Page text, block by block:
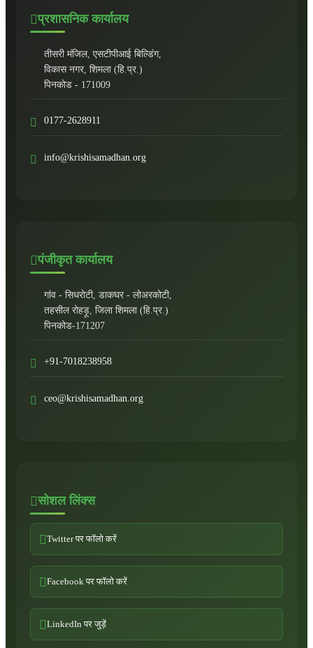
प्रशासनिक कार्यालय
तीसरी मंजिल, एसटीपीआई बिल्डिंग,
विकास नगर, शिमला (हि.प्र.)
पिनकोड - 171009
0177-2628911
info@krishisamadhan.org
पंजीकृत कार्यालय
गांव - सिधरोटी, डाकघर - लोअरकोटी,
तहसील रोहड़ू, जिला शिमला (हि.प्र.)
पिनकोड-171207
+91-7018238958
ceo@krishisamadhan.org
सोशल लिंक्स
Twitter पर फॉलो करें
Facebook पर फॉलो करें
LinkedIn पर जुड़ें